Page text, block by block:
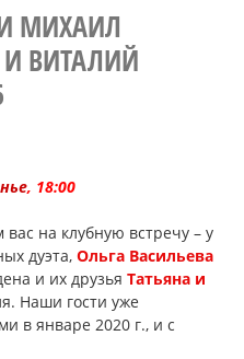
Виктор
Гагин,
МИХАИЛ
И ВИТАЛИЙ
, 18:00
на клубную встречу – у
дуэта, Ольга Васильева
и их друзья Татьяна и
Наши гости уже
в январе 2020 г., и с